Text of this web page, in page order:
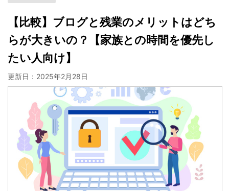
【比較】ブログと残業のメリットはどち
らが大きいの？【家族との時間を優先し
たい人向け】
更新日： 2025年2月28日